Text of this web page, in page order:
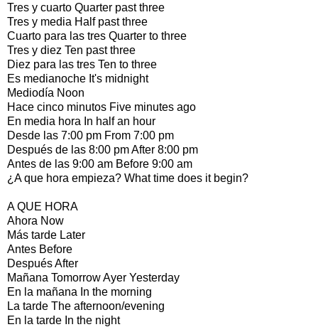
Tres y cuarto Quarter past three
Tres y media Half past three
Cuarto para las tres Quarter to three
Tres y diez Ten past three
Diez para las tres Ten to three
Es medianoche It's midnight
Mediodía Noon
Hace cinco minutos Five minutes ago
En media hora In half an hour
Desde las 7:00 pm From 7:00 pm
Después de las 8:00 pm After 8:00 pm
Antes de las 9:00 am Before 9:00 am
¿A que hora empieza? What time does it begin?
A QUE HORA
Ahora Now
Más tarde Later
Antes Before
Después After
Mañana Tomorrow Ayer Yesterday
En la mañana In the morning
La tarde The afternoon/evening
En la tarde In the night